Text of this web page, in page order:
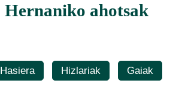
Hernaniko ahotsak
Hasiera Hizlariak Gaiak